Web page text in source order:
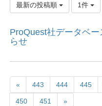
最新の投稿順 1件
ProQuest社データベ
らせ
« 443 444 445
450 451 »